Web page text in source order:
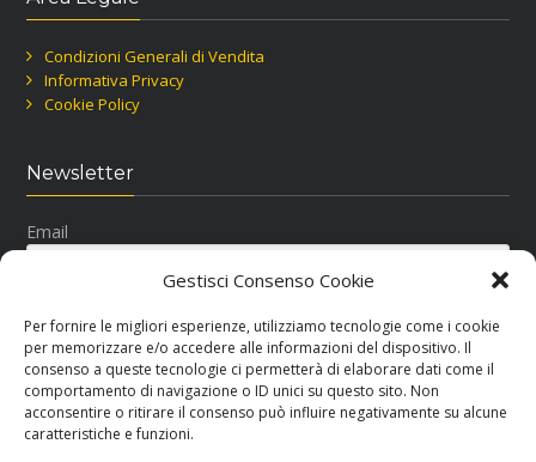
Gestisci Consenso Cookie
Per fornire le migliori esperienze, utilizziamo tecnologie come i cookie
per memorizzare e/o accedere alle informazioni del dispositivo. Il
consenso a queste tecnologie ci permetterà di elaborare dati come il
comportamento di navigazione o ID unici su questo sito. Non
acconsentire o ritirare il consenso può influire negativamente su alcune
caratteristiche e funzioni.
Condizioni Generali di Vendita
Informativa Privacy
Cookie Policy
Newsletter
Email
Seguici su Facebook